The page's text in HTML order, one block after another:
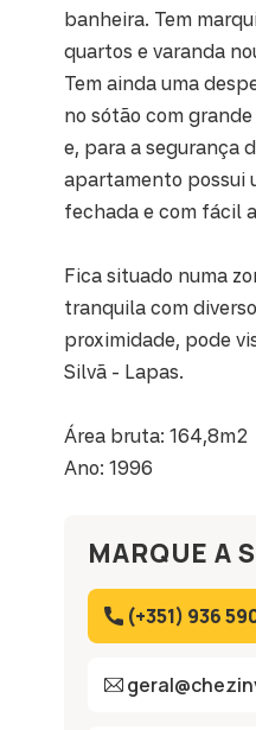
banheira. Tem
quartos e varanda
Tem ainda uma
no sótão com
e, para a segurança
apartamento possui
fechada e com fácil
Fica situado numa
tranquila com
proximidade, pode
Silvã - Lapas.
Área bruta: 164,8m2
Ano: 1996
MARQUE A
(+351) 936